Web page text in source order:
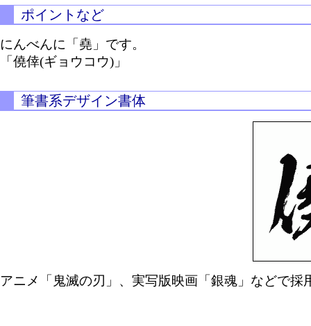
ポイントなど
にんべんに「堯」です。
「僥倖(ギョウコウ)」
筆書系デザイン書体
アニメ「鬼滅の刃」、実写版映画「銀魂」などで